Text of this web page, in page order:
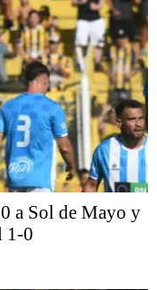
a Sol de Mayo y
1-0